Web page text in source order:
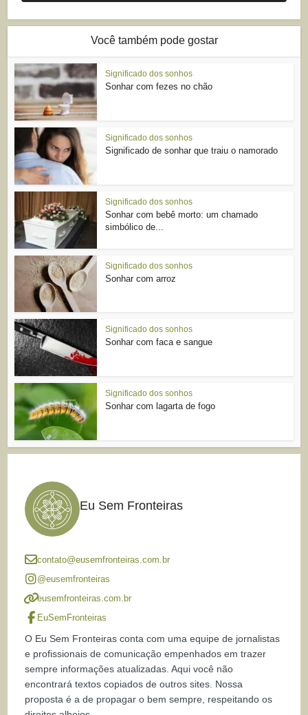
Você também pode gostar
Significado dos sonhos
Sonhar com fezes no chão
Significado dos sonhos
Significado de sonhar que traiu o namorado
Significado dos sonhos
Sonhar com bebê morto: um chamado
simbólico de...
Significado dos sonhos
Sonhar com arroz
Significado dos sonhos
Sonhar com faca e sangue
Significado dos sonhos
Sonhar com lagarta de fogo
Eu Sem Fronteiras
contato@eusemfronteiras.com.br
@eusemfronteiras
eusemfronteiras.com.br
EuSemFronteiras
O Eu Sem Fronteiras conta com uma equipe de jornalistas
e profissionais de comunicação empenhados em trazer
sempre informações atualizadas. Aqui você não
encontrará textos copiados de outros sites. Nossa
proposta é a de propagar o bem sempre, respeitando os